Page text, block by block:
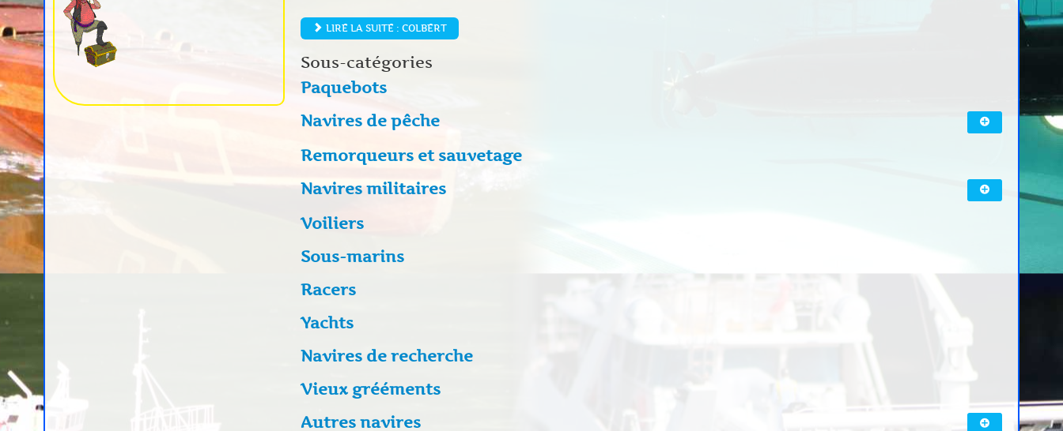
LIRE LA SUITE : COLBERT
Sous-catégories
Paquebots
Navires de pêche
Remorqueurs et sauvetage
Navires militaires
Voiliers
Sous-marins
Racers
Yachts
Navires de recherche
Vieux grééments
Autres navires